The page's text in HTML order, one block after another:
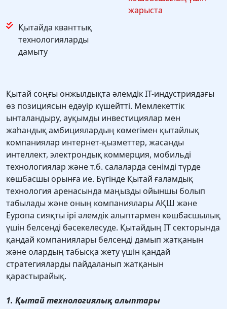
жарыста
Қытайда кванттық
технологияларды
дамыту
Қытай соңғы онжылдықта әлемдік ІТ-индустриядағы
өз позициясын едәуір күшейтті. Мемлекеттік
ынталандыру, ауқымды инвестициялар мен
жаһандық амбициялардың көмегімен қытайлық
компаниялар интернет-қызметтер, жасанды
интеллект, электрондық коммерция, мобильді
технологиялар және т.б. салаларда сенімді түрде
көшбасшы орынға ие. Бүгінде Қытай ғаламдық
технология аренасында маңызды ойыншы болып
табылады және оның компаниялары АҚШ және
Еуропа сияқты ірі әлемдік алыптармен көшбасшылық
үшін белсенді бәсекелесуде. Қытайдың IT секторында
қандай компаниялары белсенді дамып жатқанын
және олардың табысқа жету үшін қандай
стратегияларды пайдаланып жатқанын
қарастырайық.
1. Қытай технологиялық алыптары